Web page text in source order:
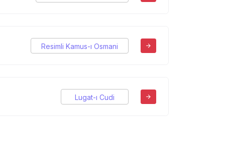
Resimli Kamus-ı Osmani
Lugat-ı Cudi